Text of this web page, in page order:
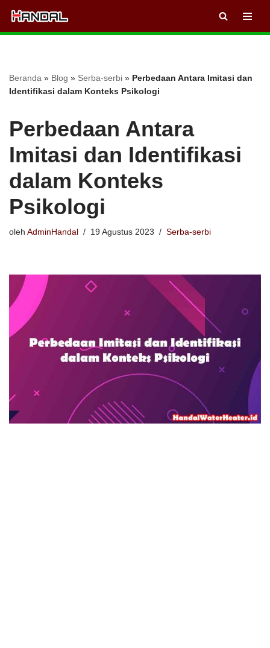
Lompat
Beranda » Blog » Serba-serbi » Perbedaan Antara Imitasi dan
Identifikasi dalam Konteks Psikologi
Perbedaan Antara
Imitasi dan Identifikasi
dalam Konteks
Psikologi
oleh AdminHandal 19 Agustus 2023 Serba-serbi